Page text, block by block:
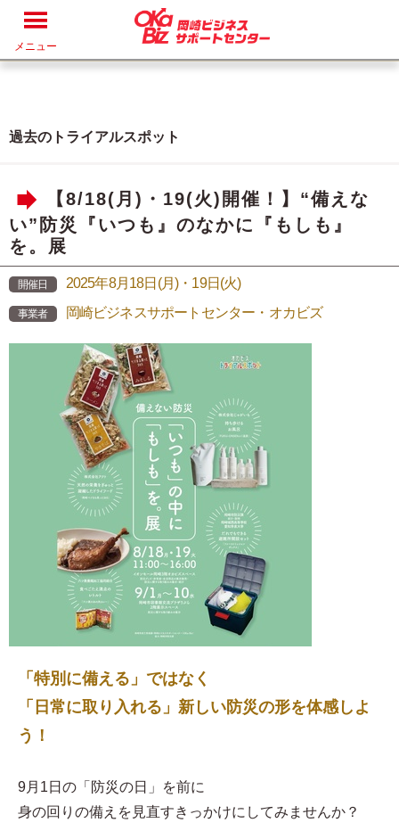
メニュー
過去のトライアルスポット
【8/18(月)・19(火)開催！】“備えな
い”防災『いつも』のなかに『もしも』
を。展
開催日 2025年8月18日(月)・19日(火)
事業者 岡崎ビジネスサポートセンター・オカビズ
「特別に備える」ではなく
「日常に取り入れる」新しい防災の形を体感しよ
う！
9月1日の「防災の日」を前に
身の回りの備えを見直すきっかけにしてみませんか？